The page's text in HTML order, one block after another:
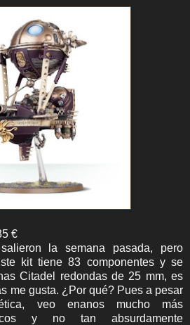
€
la semana pasada, pero
kit tiene 83 componentes y se
Citadel redondas de 25 mm, es
me gusta. ¿Por qué? Pues a pesar
veo enanos mucho más
y no tan absurdamente